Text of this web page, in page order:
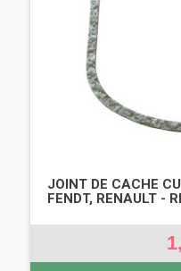
JOINT DE CACHE
FENDT, RENAULT -